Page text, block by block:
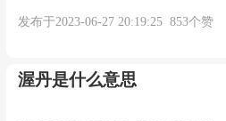
发布于2023-06-27 20:19:25 853个赞
渥丹是什么意思